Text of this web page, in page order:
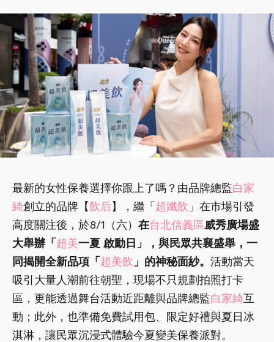
最新的女性保養選擇你跟上了嗎？由品牌總監白家
綺創立的品牌【飲后】，繼「 超孅飲 」在市場引發
高度關注後，於8/1（六） 在台北信義區威秀廣場盛
大舉辦「 超美一夏 啟動日」，與民眾共襄盛舉，一
同揭開全新品項「 超美飲 」的神秘面紗。 活動當天
吸引大量人潮前往朝聖，現場不只規劃拍照打卡
區，更能透過舞台活動近距離與品牌總監白家綺互
動；此外，也準備免費試用包、限定好禮與夏日冰
淇淋，讓民眾沉浸式體驗今夏變美保養派對。